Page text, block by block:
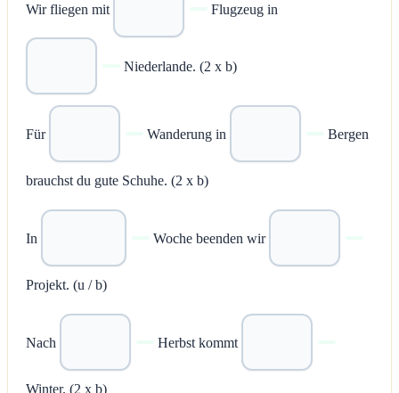
Wir fliegen mit Flugzeug in
Niederlande. (2 x b)
Für Wanderung in Bergen
brauchst du gute Schuhe. (2 x b)
In Woche beenden wir
Projekt. (u / b)
Nach Herbst kommt
Winter. (2 x b)